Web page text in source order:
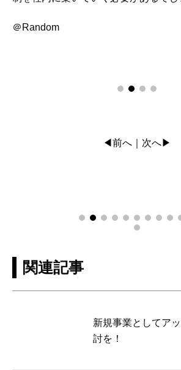
＠Random
◀前へ 次へ▶
関連記事
新規事業としてア
討を！